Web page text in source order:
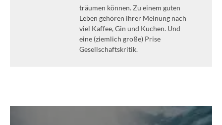
träumen können. Zu einem guten
Leben gehören ihrer Meinung nach
viel Kaffee, Gin und Kuchen. Und
eine (ziemlich große) Prise
Gesellschaftskritik.